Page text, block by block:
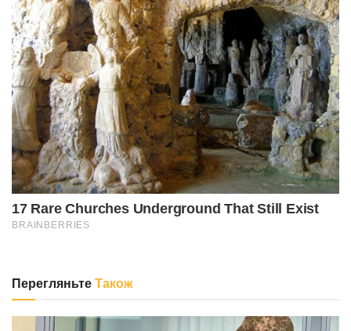
ПерегляньтеТакож